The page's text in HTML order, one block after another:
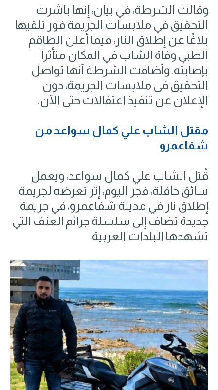
وقالت الشرطة، في بيان، إنها باشرت
التحقيق في ملابسات الجريمة فور تلقيها
بلاغًا عن إطلاق النار، فيما أعلن الطاقم
الطبي وفاة الشاب في المكان متأثرا
بإصابته. وأضافت الشرطة أنها تواصل
التحقيق في ملابسات الجريمة، دون
الإعلان عن تنفيذ اعتقالات حتى الآن.
مقتل الشاب علي كمال سواعد من
شفاعمرو
قُتل الشاب علي كمال سواعد، ويعمل
سائق حافلة، فجر اليوم، إثر تعرضه لجريمة
إطلاق نار في مدينة شفاعمرو، في جريمة
جديدة تضاف إلى سلسلة جرائم العنف التي
تشهدها البلدات العربية.